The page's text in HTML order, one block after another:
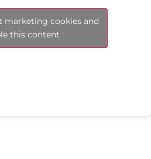
marketing cookies and
this content